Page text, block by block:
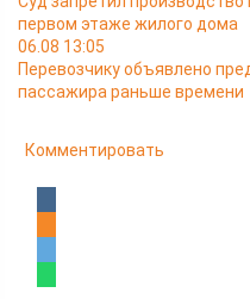
первом этаже жилого дома
06.08 13:05
Перевозчику объявлено
пассажира раньше времени
Комментировать